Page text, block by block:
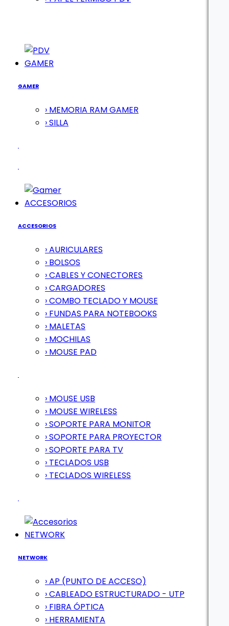
GAMER
GAMER
› MEMORIA RAM GAMER
› SILLA
ACCESORIOS
ACCESORIOS
› AURICULARES
› BOLSOS
› CABLES Y CONECTORES
› CARGADORES
› COMBO TECLADO Y MOUSE
› FUNDAS PARA NOTEBOOKS
› MALETAS
› MOCHILAS
› MOUSE PAD
› MOUSE USB
› MOUSE WIRELESS
› SOPORTE PARA MONITOR
› SOPORTE PARA PROYECTOR
› SOPORTE PARA TV
› TECLADOS USB
› TECLADOS WIRELESS
NETWORK
NETWORK
› AP (PUNTO DE ACCESO)
› CABLEADO ESTRUCTURADO - UTP
› FIBRA ÓPTICA
› HERRAMIENTA